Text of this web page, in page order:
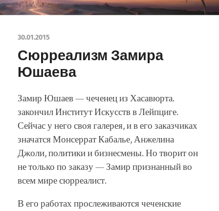
30.01.2015
Сюрреализм Замира
Юшаева
Замир Юшаев — чеченец из Хасавюрта.
закончил Институт Искусств в Лейпциге.
Сейчас у него своя галерея, и в его заказчиках
значатся Монсеррат Кабалье, Анжелина
Джоли, политики и бизнесмены. Но творит он
не только по заказу — Замир признанный во
всем мире сюрреалист.
В его работах прослеживаются чеченские